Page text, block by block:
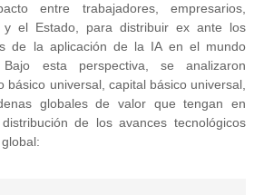
entre trabajadores, empresarios,
y el Estado, para distribuir ex ante los
de la aplicación de la IA en el mundo
esta perspectiva, se analizaron
básico universal, capital básico universal,
globales de valor que tengan en
de los avances tecnológicos